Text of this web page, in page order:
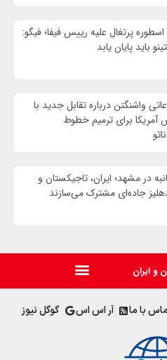
پرتغال علیه رییس فیفا؛ فیگو:
باید پایان یابد
واشنگتن درباره تقابل جدید با
آمریکا برای ترمیم خطوط
در مشهد؛ ایران، تاجیکستان و
جاده‌ای مشترک می‌سازند
و ایران
با ما آر اس اس گوگل نیوز